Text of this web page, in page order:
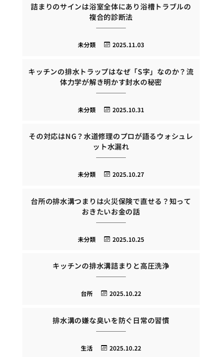
詰まりのサインは浴室全体にあり浴槽トラブルの
複合的診断法
2025.11.03
未分類
キッチンの排水トラップはなぜ「S字」なのか？流
体力学が解き明かす封水の秘密
2025.10.31
未分類
その対応はNG？水道修理のプロが語るウォシュレ
ット水漏れ
2025.10.27
未分類
台所の排水溝つまりは火災保険で直せる？知って
おきたいお金の話
2025.10.25
未分類
キッチンの排水溝詰まりと高圧洗浄
2025.10.22
台所
排水溝の嫌な臭いを防ぐ日常の習慣
2025.10.22
生活